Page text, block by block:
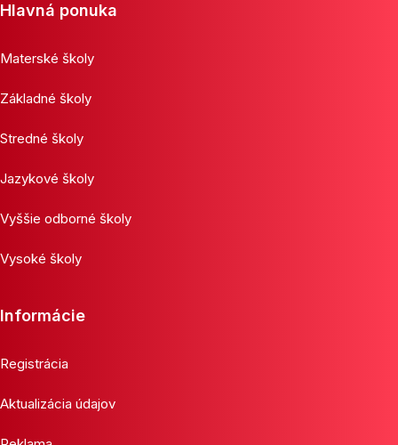
Hlavná ponuka
Materské školy
Základné školy
Stredné školy
Jazykové školy
Vyššie odborné školy
Vysoké školy
Informácie
Registrácia
Aktualizácia údajov